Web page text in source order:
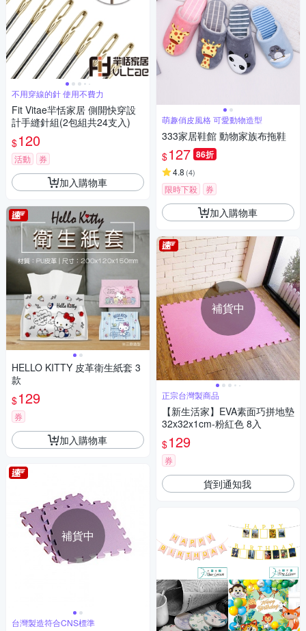
不用穿線的針 使用不費力
Fit Vitae羋恬家居 側開快穿設
計手縫針組(2包組共24支入)
$120
活動 券
加入購物車
HELLO KITTY 皮革衛生紙套 3
款
$129
券
加入購物車
補貨中
台灣製造符合CNS標準
萌趣俏皮風格 可愛動物造型
333家居鞋館 動物家族布拖鞋
$127 86折
4.8 (4)
限時下殺 券
加入購物車
補貨中
正宗台灣製商品
【新生活家】EVA素面巧拼地墊
32x32x1cm-粉紅色 8入
$129
券
貨到通知我